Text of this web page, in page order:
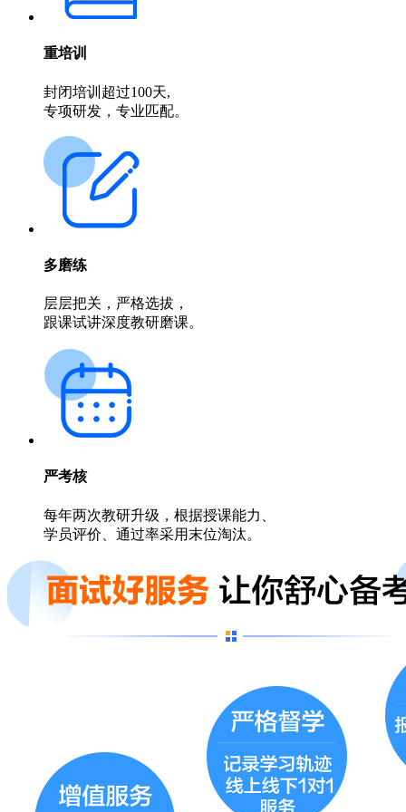
重培训
封闭培训超过100天,
专项研发，专业匹配。
多磨练
层层把关，严格选拔，
跟课试讲深度教研磨课。
严考核
每年两次教研升级，根据授课能力、
学员评价、通过率采用末位淘汰。